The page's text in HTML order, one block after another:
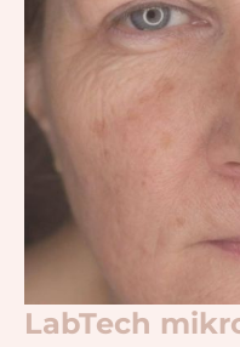
LabTech